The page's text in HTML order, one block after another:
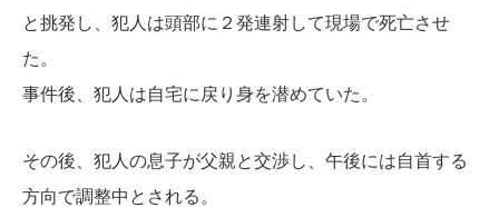
と挑発し、犯人は頭部に２発連射して現場で死亡させ
た。
事件後、犯人は自宅に戻り身を潜めていた。
その後、犯人の息子が父親と交渉し、午後には自首する
方向で調整中とされる。